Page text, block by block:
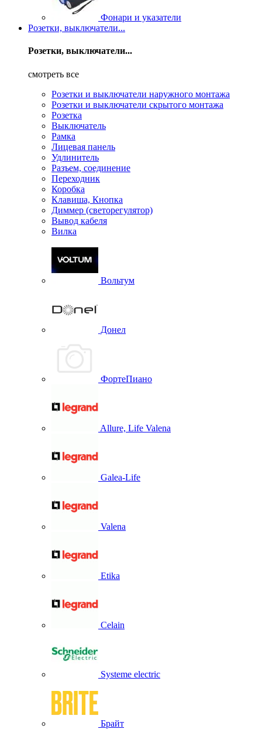
Фонари и указатели
Розетки, выключатели...
Розетки, выключатели...
смотреть все
Розетки и выключатели наружного монтажа
Розетки и выключатели скрытого монтажа
Розетка
Выключатель
Рамка
Лицевая панель
Удлинитель
Разъем, соединение
Переходник
Коробка
Клавиша, Кнопка
Диммер (светорегулятор)
Вывод кабеля
Вилка
Вольтум
Донел
ФортеПиано
Allure, Life Valena
Galea-Life
Valena
Etika
Celain
Systeme electric
Брайт